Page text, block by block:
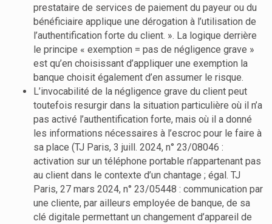
prestataire de services de paiement du payeur ou du
bénéficiaire applique une dérogation à l’utilisation de
l’authentification forte du client. ». La logique derrière
le principe « exemption = pas de négligence grave »
est qu’en choisissant d’appliquer une exemption la
banque choisit également d’en assumer le risque.
L’invocabilité de la négligence grave du client peut
toutefois resurgir dans la situation particulière où il n’a
pas activé l’authentification forte, mais où il a donné
les informations nécessaires à l’escroc pour le faire à
sa place (TJ Paris, 3 juill. 2024, n° 23/08046 :
activation sur un téléphone portable n’appartenant pas
au client dans le contexte d’un chantage ; égal. TJ
Paris, 27 mars 2024, n° 23/05448 : communication par
une cliente, par ailleurs employée de banque, de sa
clé digitale permettant un changement d’appareil de